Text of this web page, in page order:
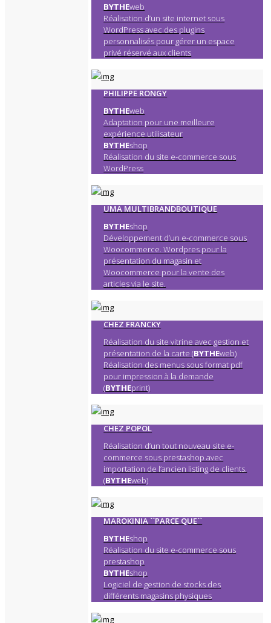
BYTHEweb
Réalisation d’un site internet sous
WordPress avec des plugins
personnalisés pour gérer un espace
privé réservé aux clients
PHILIPPE RONGY
BYTHEweb
Adaptation pour une meilleure
expérience utilisateur
BYTHEshop
Réalisation du site e-commerce sous
WordPress
UMA MULTIBRANDBOUTIQUE
BYTHEshop
Développement d’un e-commerce sous
Woocommerce. Wordpres pour la
présentation du magasin et
Woocommerce pour la vente des
articles via le site.
CHEZ FRANCKY
Réalisation du site vitrine avec gestion et
présentation de la carte (BYTHEweb)
Réalisation des menus sous format pdf
pour impression à la demande
(BYTHEprint)
CHEZ POPOL
Réalisation d’un tout nouveau site e-
commerce sous prestashop avec
importation de l’ancien listing de clients.
(BYTHEweb)
MAROKINIA ``PARCE QUE``
BYTHEshop
Réalisation du site e-commerce sous
prestashop
BYTHEshop
Logiciel de gestion de stocks des
différents magasins physiques